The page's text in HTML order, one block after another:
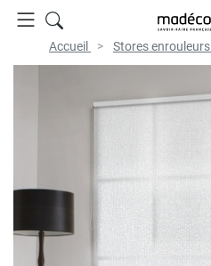
Accueil Stores enrouleurs